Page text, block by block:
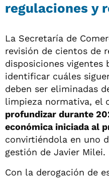
regulaciones y
La Secretaría de
revisión de cientos de
disposiciones vigentes
identificar cuáles
deben ser eliminadas
limpieza normativa, el
profundizar durante
económica iniciada al
convirtiéndola en uno
gestión de Javier Milei.
Con la derogación de